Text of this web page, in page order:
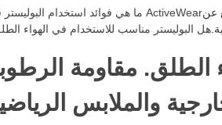
عن
هل البوليستر مناسب للاستخدام في الهواء
الطلق. مقاومة